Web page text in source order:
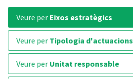
veure per Eixos estratègics
veure per Tipologia d'actuacions
veure per Unitat responsable